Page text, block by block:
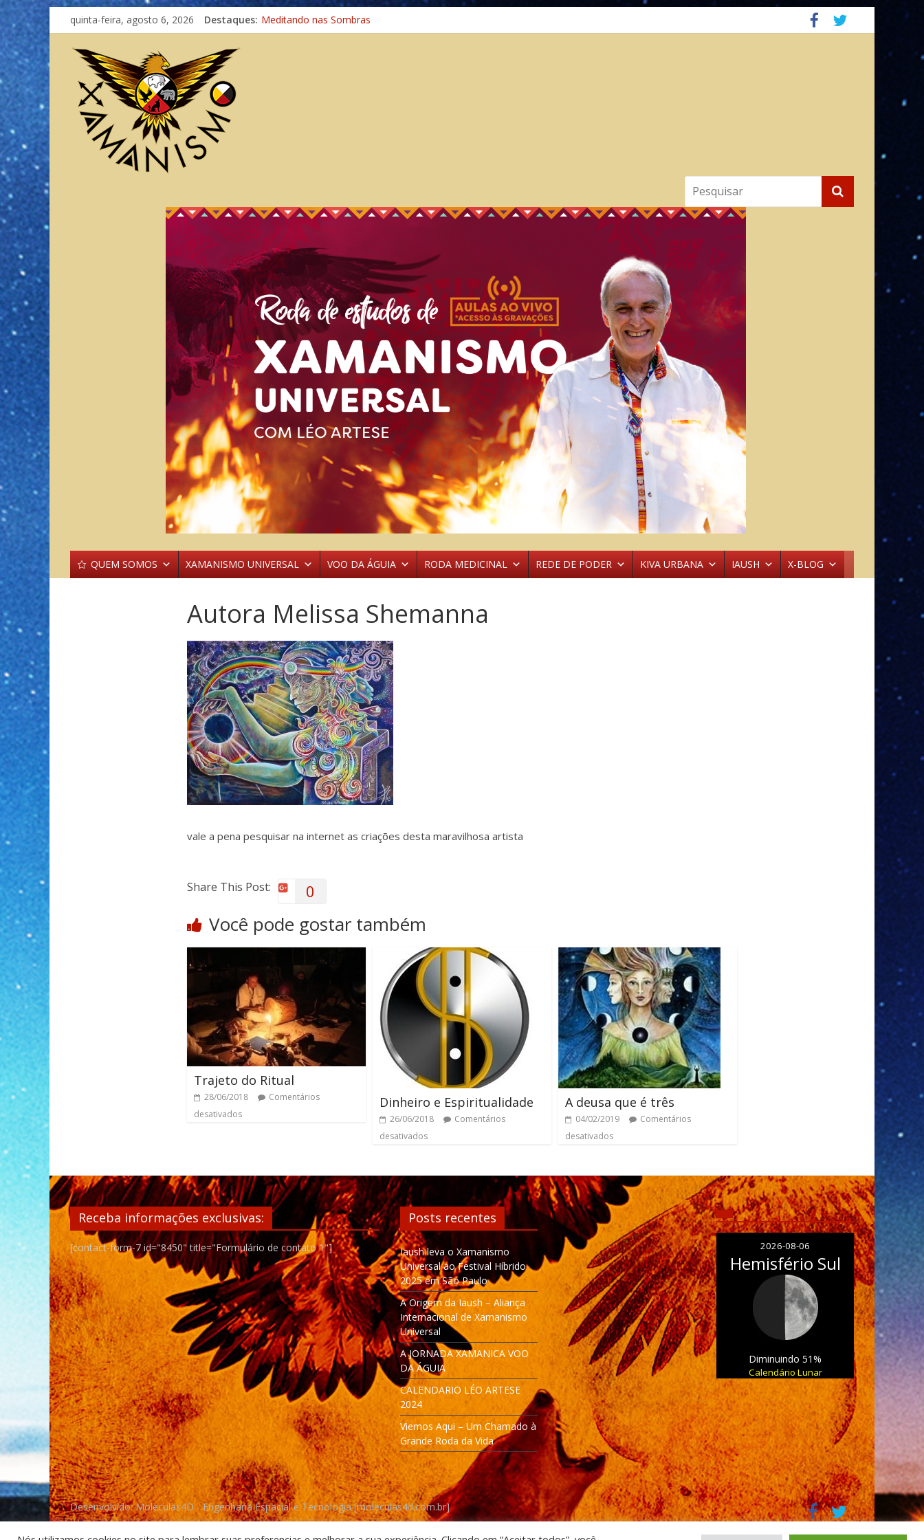
quinta-feira, agosto 6, 2026 Destaques: Meditando nas Sombras
Autosuficiência: A Jornada do Espírito Ancestral
QUEM SOMOS XAMANISMO UNIVERSAL VOO DA ÁGUIA RODA MEDICINAL REDE DE PODER KIVA URBANA IAUSH X-BLOG
Autora Melissa Shemanna
vale a pena pesquisar na internet as criações desta maravilhosa artista
Share This Post: 0
Você pode gostar também
Trajeto do Ritual
28/06/2018
Comentários
desativados
Dinheiro e Espiritualidade
26/06/2018
Comentários
desativados
A deusa que é três
04/02/2019
Comentários
desativados
Receba informações exclusivas:
[contact-form-7 id="8450" title="Formulário de contato 1"]
Posts recentes
Iaush leva o Xamanismo
Universal ao Festival Híbrido
2025 em São Paulo
A Origem da Iaush – Aliança
Internacional de Xamanismo
Universal
A JORNADA XAMANICA VOO
DA ÁGUIA
CALENDARIO LÉO ARTESE
2024
Viemos Aqui – Um Chamado à
Grande Roda da Vida
2026-08-06
Hemisfério Sul
Diminuindo 51%
Calendário Lunar
Desenvolvido: Moleculas4D - Engenharia Espacial e Tecnologia [moleculas4d.com.br]